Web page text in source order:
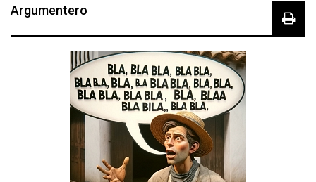
Argumentero